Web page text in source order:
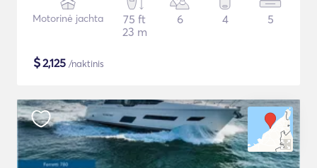
Motorinė jachta
75 ft
23 m
6 4 5
$2,125 /naktinis